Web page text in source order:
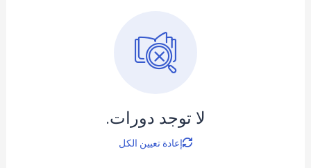
لا توجد دورات.
إعادة تعيين الكل